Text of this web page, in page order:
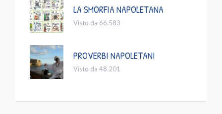
LA SMORFIA NAPOLETANA
Visto da 66.583
PROVERBI NAPOLETANI
Visto da 48.201